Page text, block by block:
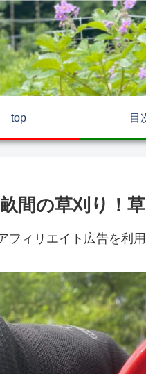
top 目
間の草刈り！
ィリエイト広告を利用